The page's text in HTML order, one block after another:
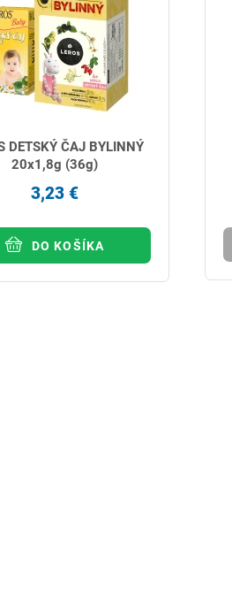
DETSKÝ ČAJ BYLINNÝ
20x1,8g (36g)
3,23 €
DO KOŠÍKA